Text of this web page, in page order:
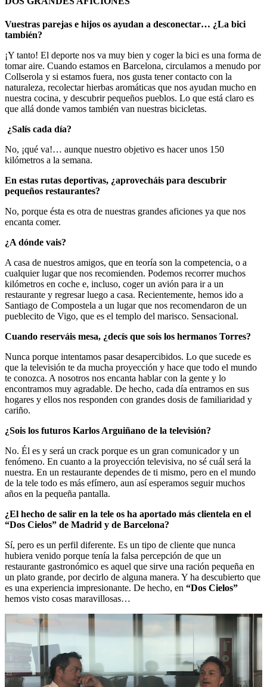
Vuestras parejas e hijos os ayudan a desconectar… ¿La bici
también?
¡Y tanto! El deporte nos va muy bien y coger la bici es una forma de
tomar aire. Cuando estamos en Barcelona, circulamos a menudo por
Collserola y si estamos fuera, nos gusta tener contacto con la
naturaleza, recolectar hierbas aromáticas que nos ayudan mucho en
nuestra cocina, y descubrir pequeños pueblos. Lo que está claro es
que allá donde vamos también van nuestras bicicletas.
¿Salís cada día?
No, ¡qué va!… aunque nuestro objetivo es hacer unos 150
kilómetros a la semana.
En estas rutas deportivas, ¿aprovecháis para descubrir
pequeños restaurantes?
No, porque ésta es otra de nuestras grandes aficiones ya que nos
encanta comer.
¿A dónde vais?
A casa de nuestros amigos, que en teoría son la competencia, o a
cualquier lugar que nos recomienden. Podemos recorrer muchos
kilómetros en coche e, incluso, coger un avión para ir a un
restaurante y regresar luego a casa. Recientemente, hemos ido a
Santiago de Compostela a un lugar que nos recomendaron de un
pueblecito de Vigo, que es el templo del marisco. Sensacional.
Cuando reserváis mesa, ¿decís que sois los hermanos Torres?
Nunca porque intentamos pasar desapercibidos. Lo que sucede es
que la televisión te da mucha proyección y hace que todo el mundo
te conozca. A nosotros nos encanta hablar con la gente y lo
encontramos muy agradable. De hecho, cada día entramos en sus
hogares y ellos nos responden con grandes dosis de familiaridad y
cariño.
¿Sois los futuros Karlos Arguiñano de la televisión?
No. Él es y será un crack porque es un gran comunicador y un
fenómeno. En cuanto a la proyección televisiva, no sé cuál será la
nuestra. En un restaurante dependes de ti mismo, pero en el mundo
de la tele todo es más efímero, aun así esperamos seguir muchos
años en la pequeña pantalla.
¿El hecho de salir en la tele os ha aportado más clientela en el
“Dos Cielos” de Madrid y de Barcelona?
Sí, pero es un perfil diferente. Es un tipo de cliente que nunca
hubiera venido porque tenía la falsa percepción de que un
restaurante gastronómico es aquel que sirve una ración pequeña en
un plato grande, por decirlo de alguna manera. Y ha descubierto que
es una experiencia impresionante. De hecho, en “Dos Cielos”
hemos visto cosas maravillosas…